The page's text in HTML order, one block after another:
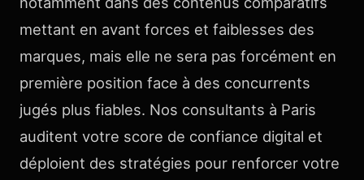
mettant en avant forces et faiblesses des
marques, mais elle ne sera pas forcément en
première position face à des concurrents
jugés plus fiables. Nos consultants à Paris
auditent votre score de confiance digital et
déploient des stratégies pour renforcer votre